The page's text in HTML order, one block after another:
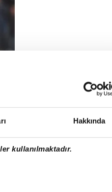
Hakkında
kullanılmaktadır.